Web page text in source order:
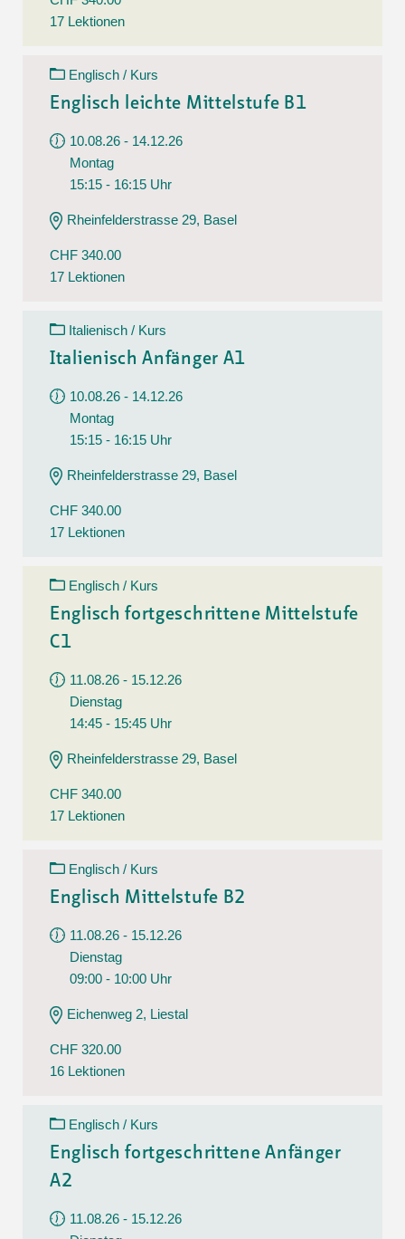
17 Lektionen
Englisch / Kurs
Englisch leichte Mittelstufe B1
10.08.26 - 14.12.26
Montag
15:15 - 16:15 Uhr
Rheinfelderstrasse 29, Basel
CHF 340.00
17 Lektionen
Italienisch / Kurs
Italienisch Anfänger A1
10.08.26 - 14.12.26
Montag
15:15 - 16:15 Uhr
Rheinfelderstrasse 29, Basel
CHF 340.00
17 Lektionen
Englisch / Kurs
Englisch fortgeschrittene Mittelstufe
C1
11.08.26 - 15.12.26
Dienstag
14:45 - 15:45 Uhr
Rheinfelderstrasse 29, Basel
CHF 340.00
17 Lektionen
Englisch / Kurs
Englisch Mittelstufe B2
11.08.26 - 15.12.26
Dienstag
09:00 - 10:00 Uhr
Eichenweg 2, Liestal
CHF 320.00
16 Lektionen
Englisch / Kurs
Englisch fortgeschrittene Anfänger
A2
11.08.26 - 15.12.26